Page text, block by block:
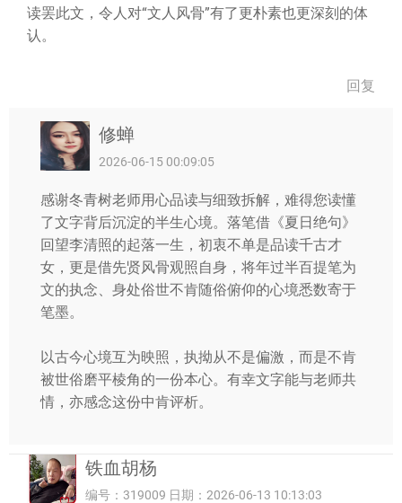
读罢此文，令人对“文人风骨”有了更朴素也更深刻的体
认。
回复
修蝉
2026-06-15 00:09:05
感谢冬青树老师用心品读与细致拆解，难得您读懂
了文字背后沉淀的半生心境。落笔借《夏日绝句》
回望李清照的起落一生，初衷不单是品读千古才
女，更是借先贤风骨观照自身，将年过半百提笔为
文的执念、身处俗世不肯随俗俯仰的心境悉数寄于
笔墨。
以古今心境互为映照，执拗从不是偏激，而是不肯
被世俗磨平棱角的一份本心。有幸文字能与老师共
情，亦感念这份中肯评析。
铁血胡杨
编号：319009 日期：2026-06-13 10:13:03